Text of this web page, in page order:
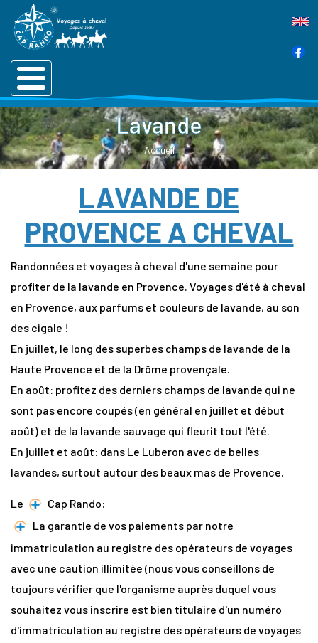
Lavande
Accueil
LAVANDE DE
PROVENCE A CHEVAL
Randonnées et voyages à cheval d'une semaine pour
profiter de la lavande en Provence. Voyages d'été à cheval
en Provence, aux parfums et couleurs de lavande, au son
des cigale !
En juillet, le long des superbes champs de lavande de la
Haute Provence et de la Drôme provençale.
En août: profitez des derniers champs de lavande qui ne
sont pas encore coupés (en général en juillet et début
août) et de la lavande sauvage qui fleurit tout l'été.
En juillet et août: dans Le Luberon avec de belles
lavandes, surtout autour des beaux mas de Provence.
Le
Cap Rando:
La garantie de vos paiements par notre
immatriculation au registre des opérateurs de voyages
avec une caution illimitée (nous vous conseillons de
toujours vérifier que l'organisme auprès duquel vous
souhaitez vous inscrire est bien titulaire d'un numéro
d'immatriculation au registre des opérateurs de voyages